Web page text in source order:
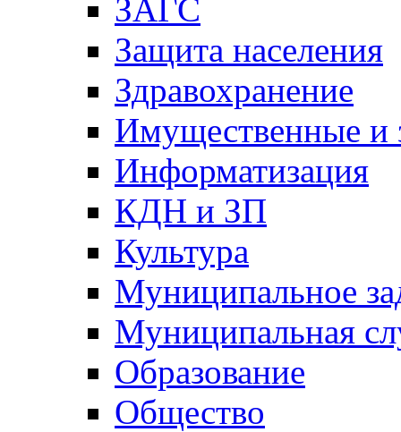
ЗАГС
Защита населения
Здравохранение
Имущественные и
Информатизация
КДН и ЗП
Культура
Муниципальное
Муниципальная
Образование
Общество